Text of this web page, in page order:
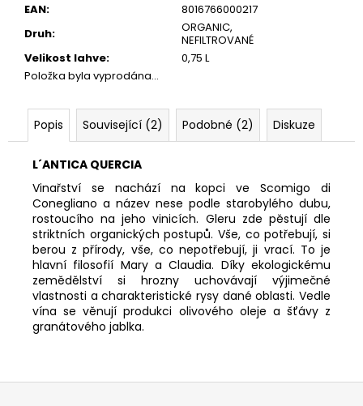
EAN:
8016766000217
Druh: ORGANIC,
NEFILTROVANÉ
Velikost lahve:
0,75 L
Položka byla vyprodána…
Popis Související (2) Podobné (2) Diskuze
L´ANTICA QUERCIA
Vinařství se nachází na kopci ve Scomigo di
Conegliano a název nese podle starobylého dubu,
rostoucího na jeho vinicích. Gleru zde pěstují dle
striktních organických postupů. Vše, co potřebují, si
berou z přírody, vše, co nepotřebují, ji vrací. To je
hlavní filosofií Mary a Claudia. Díky ekologickému
zemědělství si hrozny uchovávají výjimečné
vlastnosti a charakteristické rysy dané oblasti. Vedle
vína se věnují produkci olivového oleje a šťávy z
granátového jablka.
LUCA
BRUT,
DOCG
Kč
Z